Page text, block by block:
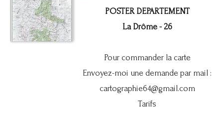
POSTER DEPARTEMENT
La Drôme - 26
Pour commander la carte
Envoyez-moi une demande par mail :
cartographie64@gmail.com
Tarifs